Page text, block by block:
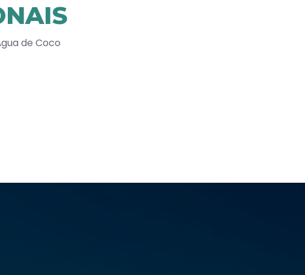
de Coco